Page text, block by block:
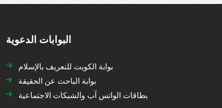
البوابات الدعوية
بوابة الكويت للتعريف بالإسلام
بوابة الباحث عن الحقيقة
بطاقات الواتس آب والشبكات الاجتماعية